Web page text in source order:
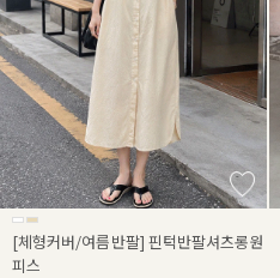
[체형커버/여름반팔] 핀턱반팔셔츠롱원
피스